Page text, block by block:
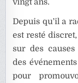
vingt ans.
Depuis qu’il a
est resté
sur des
des
pour